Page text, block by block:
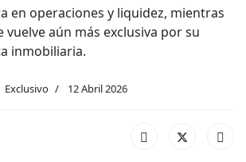
en operaciones y liquidez, mientras
vuelve aún más exclusiva por su
inmobiliaria.
Exclusivo 12 Abril 2026